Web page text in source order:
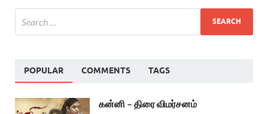
POPULAR COMMENTS TAGS
கன்னி – திரை விமர்சனம்